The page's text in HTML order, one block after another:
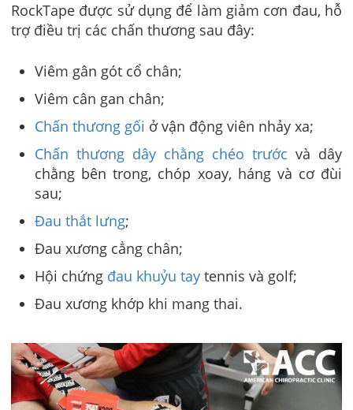
RockTape được sử dụng để làm giảm cơn đau, hỗ
trợ điều trị các chấn thương sau đây:
Viêm gân gót cổ chân;
Viêm cân gan chân;
Chấn thương gối ở vận động viên nhảy xa;
Chấn thương dây chằng chéo trước và dây
chằng bên trong, chóp xoay, háng và cơ đùi
sau;
Đau thắt lưng;
Đau xương cẳng chân;
Hội chứng đau khuỷu tay tennis và golf;
Đau xương khớp khi mang thai.